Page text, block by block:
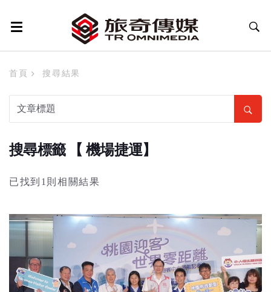
首頁 搜尋結果
搜尋標籤 【 機場捷運】
已找到1則相關結果